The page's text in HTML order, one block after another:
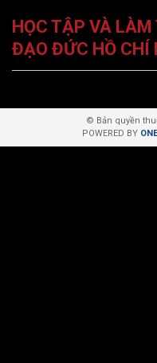
HỌC TẬP VÀ LÀM
ĐẠO ĐỨC HỒ CHÍ
© Bản quyền
POWERED BY ONE